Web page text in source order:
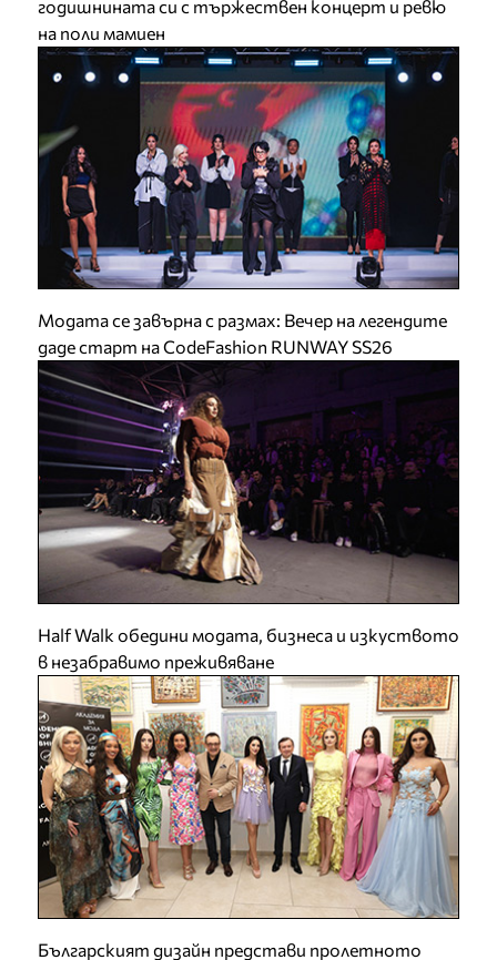
годишнината си с тържествен концерт и ревю
на поли мамиен
Модата се завърна с размах: Вечер на легендите
даде старт на CodeFashion RUNWAY SS26
Half Walk обедини модата, бизнеса и изкуството
в незабравимо преживяване
Българският дизайн представи пролетното